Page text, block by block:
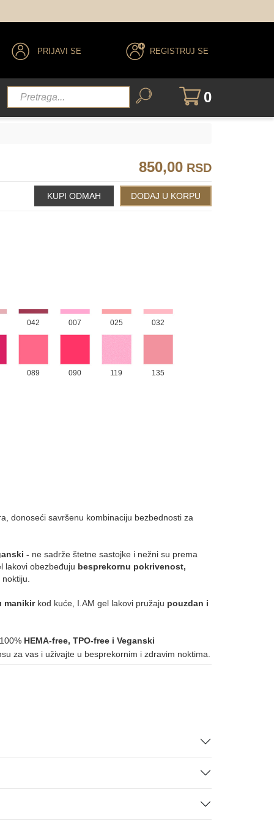
PRIJAVI SE REGISTRUJ SE
0
850,00 RSD
042 007 025 032
089 090 119 135
008 075 133 134
donoseći savršenu kombinaciju bezbednosti za
- ne sadrže štetne sastojke i nežni su prema
lakovi obezbeđuju besprekornu pokrivenost,
manikirkod kuće, I.AM gel lakovi pružaju pouzdan i
HEMA-free, TPO-free i Veganski
za vas i uživajte u besprekornim i zdravim noktima.